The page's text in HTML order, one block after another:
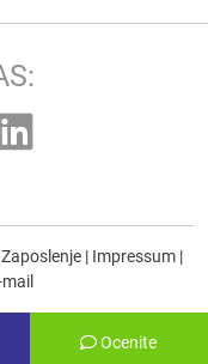
Ocenite
Zaposlenje | Impressum |
mail